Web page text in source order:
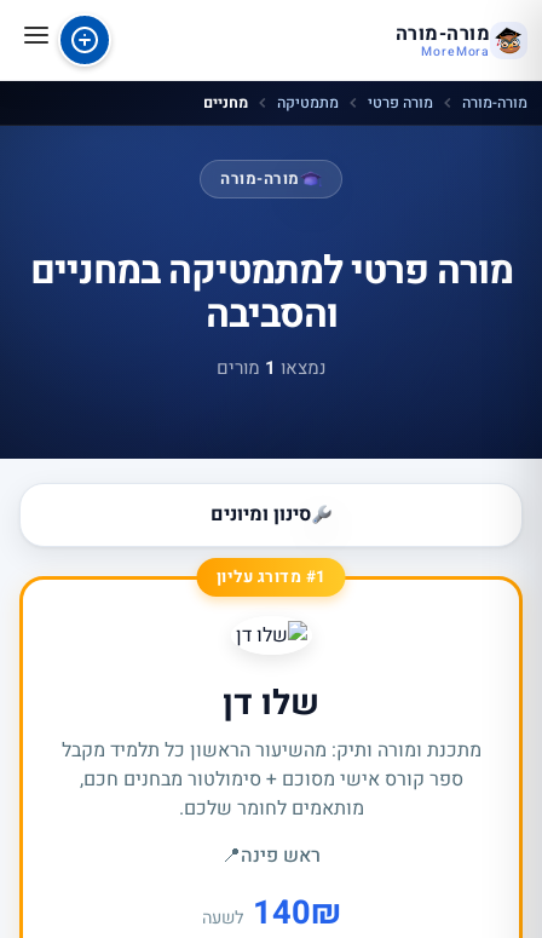
מורה-מורה
MoreMora
מורה-מורה מורה פרטי מתמטיקה מחניים
מורה-מורה
מורה פרטי למתמטיקה במחניים
והסביבה
נמצאו 1 מורים
סינון ומיונים
#1 מדורג עליון
שלו דן
מתכנת ומורה ותיק: מהשיעור הראשון כל תלמיד מקבל
ספר קורס אישי מסוכם + סימולטור מבחנים חכם,
מותאמים לחומר שלכם.
ראש פינה📍
₪
140 לשעה